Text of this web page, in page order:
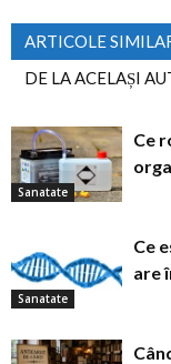
ARTICOLE
DE LA ACELAȘI
Sanatate
Ce
Sanatate
Ce
are